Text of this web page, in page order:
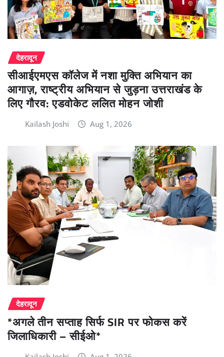
देहरादून
सीआईएमएस कॉलेज में नशा मुक्ति अभियान का
आगाज़, राष्ट्रीय अभियान से जुड़ना उत्तराखंड के
लिए गौरव: एडवोकेट ललित मोहन जोशी
Kailash Joshi Aug 1, 2026
देहरादून
*अगले तीन सप्ताह सिर्फ SIR पर फोकस करें
जिलाधिकारी – सीईओ*